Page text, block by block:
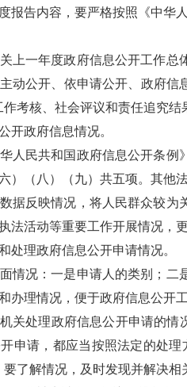
报告内容，要严格按照《中华
上一年度政府信息公开工作总
动公开、依申请公开、政府
考核、社会评议和责任追究结
开政府信息情况。
人民共和国政府信息公开条
）（八）（九）共五项。其他
据反映情况，将人民群众较
法活动等重要工作开展情况，
处理政府信息公开申请情况。
情况：一是申请人的类别；
办理情况，便于政府信息公开
关处理政府信息公开申请的
申请，都应当按照法定的处
了解情况，及时发现并解决相